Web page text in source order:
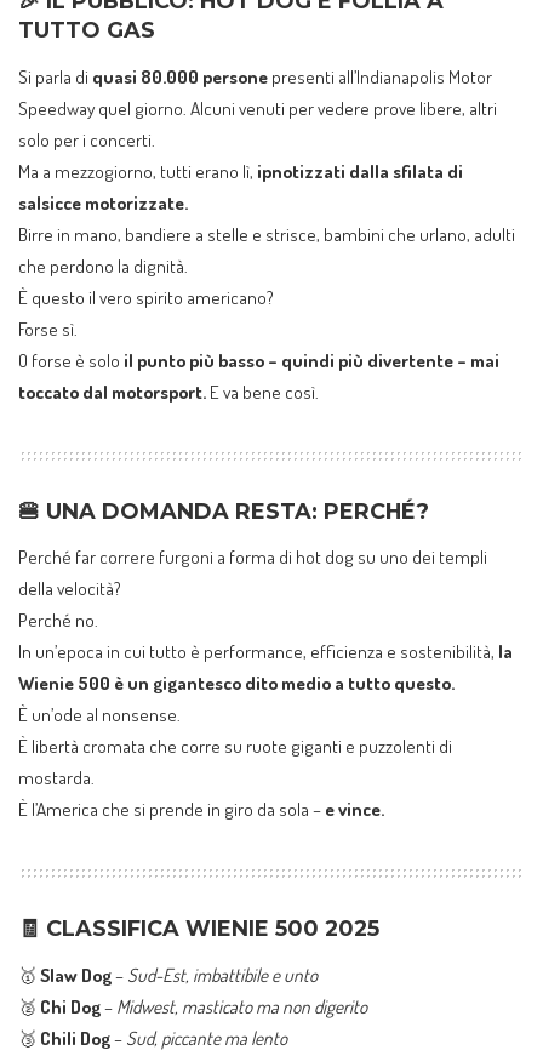
TUTTO GAS
Si parla di quasi 80.000 persone presenti all’Indianapolis Motor
Speedway quel giorno. Alcuni venuti per vedere prove libere, altri
solo per i concerti.
Ma a mezzogiorno, tutti erano lì, ipnotizzati dalla sfilata di
salsicce motorizzate.
Birre in mano, bandiere a stelle e strisce, bambini che urlano, adulti
che perdono la dignità.
È questo il vero spirito americano?
Forse sì.
O forse è solo il punto più basso – quindi più divertente – mai
toccato dal motorsport. E va bene così.
🍔 UNA DOMANDA RESTA: PERCHÉ?
Perché far correre furgoni a forma di hot dog su uno dei templi
della velocità?
Perché no.
In un’epoca in cui tutto è performance, efficienza e sostenibilità, la
Wienie 500 è un gigantesco dito medio a tutto questo.
È un’ode al nonsense.
È libertà cromata che corre su ruote giganti e puzzolenti di
mostarda.
È l’America che si prende in giro da sola – e vince.
🧾 CLASSIFICA WIENIE 500 2025
🥇 Slaw Dog– Sud-Est, imbattibile e unto
🥈 Chi Dog– Midwest, masticato ma non digerito
🥉 Chili Dog– Sud, piccante ma lento